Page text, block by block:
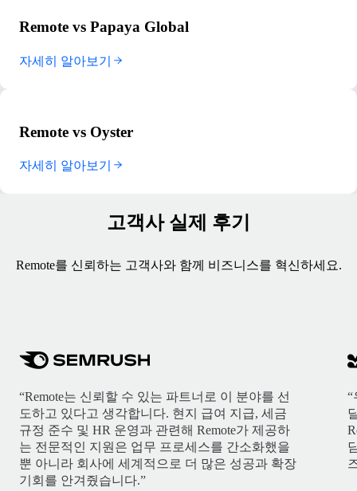
Remote vs Papaya Global
자세히 알아보기
Remote vs Oyster
자세히 알아보기
고객사 실제 후기
Remote를 신뢰하는 고객사와 함께 비즈니스를 혁신하세요.
“Remote는 신뢰할 수 있는 파트너로 이 분야를 선
도하고 있다고 생각합니다. 현지 급여 지급, 세금
규정 준수 및 HR 운영과 관련해 Remote가 제공하
는 전문적인 지원은 업무 프로세스를 간소화했을
뿐 아니라 회사에 세계적으로 더 많은 성공과 확장
기회를 안겨줬습니다.”
“